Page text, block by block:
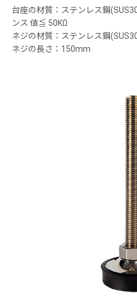
台座の材質：ステンレス鋼
ンス 値≦ 50KΩ
ネジの材質：ステンレス鋼
ネジの長さ：150mm